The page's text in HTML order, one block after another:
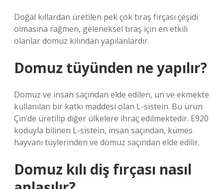
Doğal kıllardan üretilen pek çok tıraş fırçası çeşidi
olmasına rağmen, geleneksel tıraş için en etkili
olanlar domuz kılından yapılanlardır.
Domuz tüyünden ne yapılır?
Domuz ve insan saçından elde edilen, un ve ekmekte
kullanılan bir katkı maddesi olan L-sistein. Bu ürün
Çin’de üretilip diğer ülkelere ihraç edilmektedir. E920
koduyla bilinen L-sistein, insan saçından, kümes
hayvanı tüylerinden ve domuz saçından elde edilir.
Domuz kılı diş fırçası nasıl